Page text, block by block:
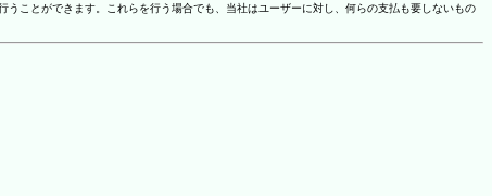
ことができます。これらを行う場合でも、当社はユーザーに対し、何らの支払も要しないもの